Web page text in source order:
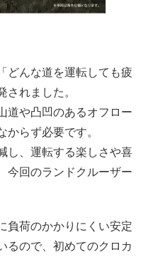
どんな道を運転しても疲
されました。
道や凸凹のあるオフロー
からず必要です。
し、運転する楽しさや喜
今回のランドクルーザー
負荷のかかりにくい安定
るので、初めてのクロカ